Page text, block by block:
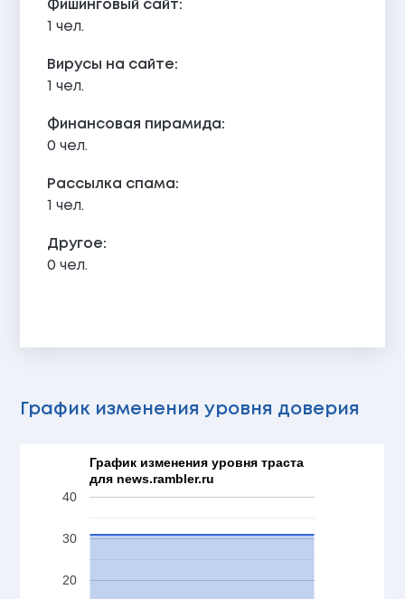
Фишинговый сайт:
1 чел.
Вирусы на сайте:
1 чел.
Финансовая пирамида:
0 чел.
Рассылка спама:
1 чел.
Другое:
0 чел.
График изменения уровня доверия
График изменения уровня траста
для news.rambler.ru
20
30
40